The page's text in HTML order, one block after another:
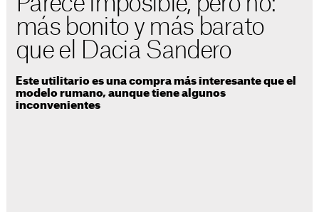
más bonito y más barato
que el Dacia Sandero
Este utilitario es una compra más interesante que el
modelo rumano, aunque tiene algunos
inconvenientes